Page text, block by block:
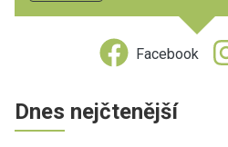
Facebook
Dnes nejčtenější